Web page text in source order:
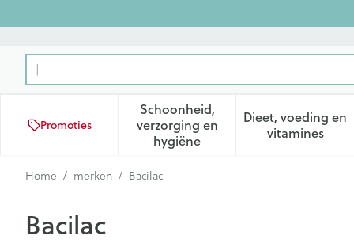
Product, merk, categorie...
Promoties
Schoonheid,
verzorging en
hygiëneToon submenu voor
Dieet, voeding en
vitamines
Toon
Home / merken / Bacilac
Bacilac